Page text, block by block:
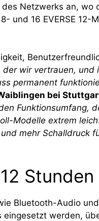
Netzwerks an, wo
und 16 EVERSE
der wir vertrauen,
permanent
bei
Funktionsumfang,
Modelle extrem
mehr Schalldruck
Stunden
Bluetooth-Audio
eingesetzt werden,